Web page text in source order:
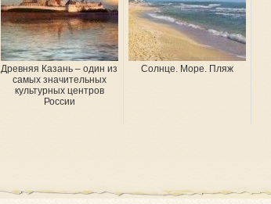
Древняя Казань – один из
самых значительных
культурных центров
России
Солнце. Море. Пляж